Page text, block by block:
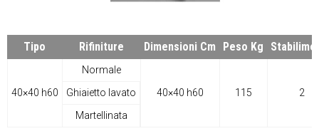
Tipo Rifiniture Dimensioni Cm Peso Kg
40×40 h60
Normale
40×40 h60
115 2
Ghiaietto lavato
Martellinata